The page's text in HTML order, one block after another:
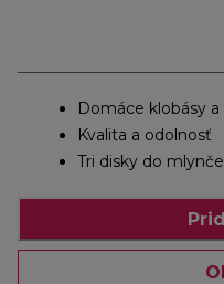
Domáce klobásy a
Kvalita a odolnosť
Tri disky do